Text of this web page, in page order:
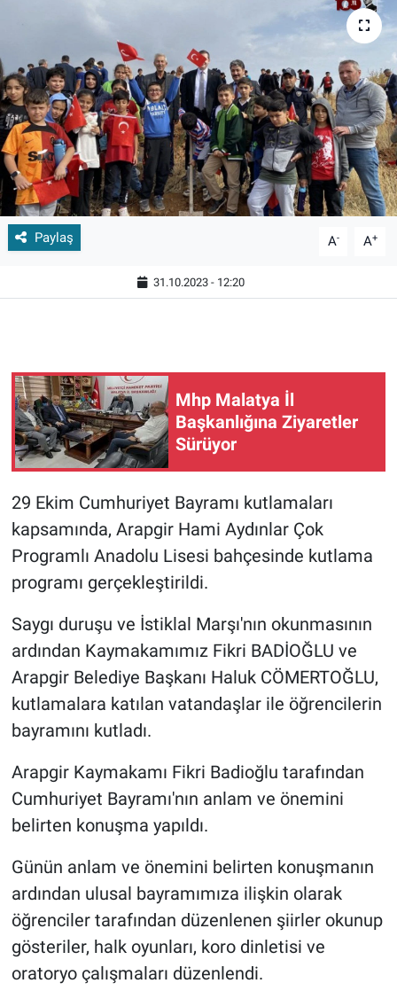
Paylaş A- A+
31.10.2023 - 12:20
Mhp Malatya İl
Başkanlığına Ziyaretler
Sürüyor
29 Ekim Cumhuriyet Bayramı kutlamaları
kapsamında, Arapgir Hami Aydınlar Çok
Programlı Anadolu Lisesi bahçesinde kutlama
programı gerçekleştirildi.
Saygı duruşu ve İstiklal Marşı'nın okunmasının
ardından Kaymakamımız Fikri BADİOĞLU ve
Arapgir Belediye Başkanı Haluk CÖMERTOĞLU,
kutlamalara katılan vatandaşlar ile öğrencilerin
bayramını kutladı.
Arapgir Kaymakamı Fikri Badioğlu tarafından
Cumhuriyet Bayramı'nın anlam ve önemini
belirten konuşma yapıldı.
Günün anlam ve önemini belirten konuşmanın
ardından ulusal bayramımıza ilişkin olarak
öğrenciler tarafından düzenlenen şiirler okunup
gösteriler, halk oyunları, koro dinletisi ve
oratoryo çalışmaları düzenlendi.